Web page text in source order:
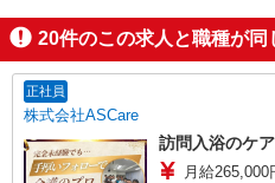
20件のこの求人と職種が同
正社員
株式会社ASCare
訪問入浴のケ
月給